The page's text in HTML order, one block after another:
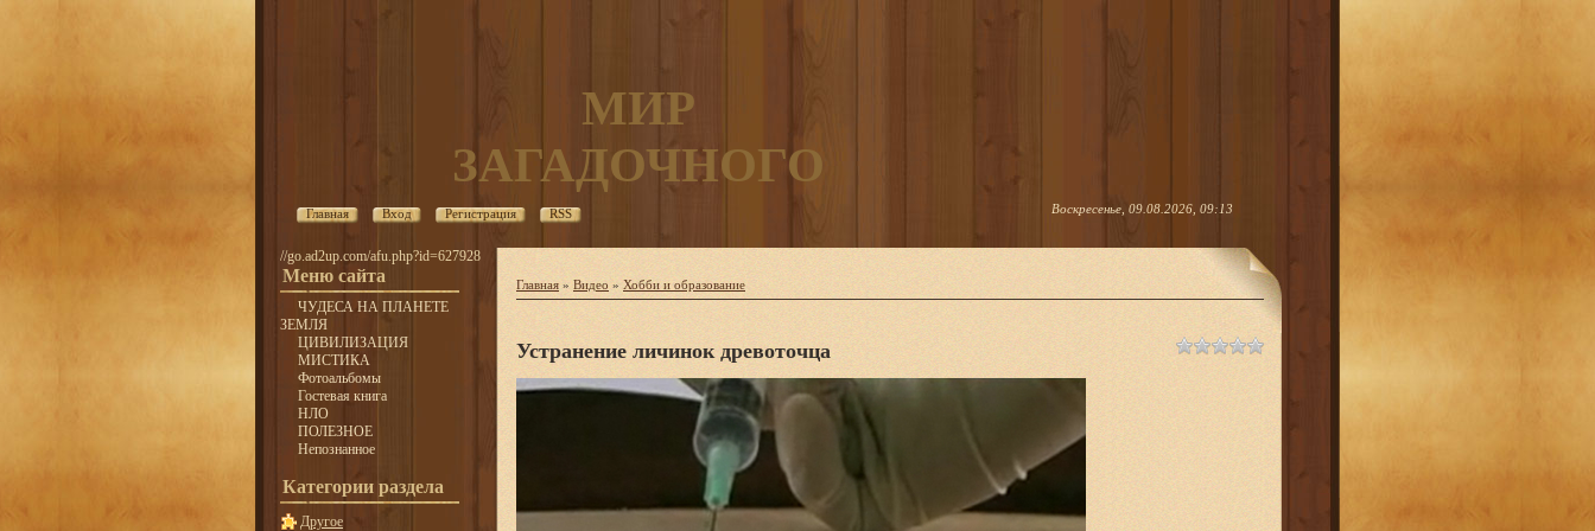
МИР
ЗАГАДОЧНОГО
Главная Вход Регистрация RSS Воскресенье, 09.08.2026, 09:13
//go.ad2up.com/afu.php?id=627928
Меню сайта
ЧУДЕСА НА ПЛАНЕТЕ
ЗЕМЛЯ
ЦИВИЛИЗАЦИЯ
МИСТИКА
Фотоальбомы
Гостевая книга
НЛО
ПОЛЕЗНОЕ
Непознанное
Категории раздела
Другое
Главная » Видео » Хобби и образование
Устранение личинок древоточца